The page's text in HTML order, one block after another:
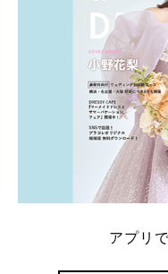
アプリ